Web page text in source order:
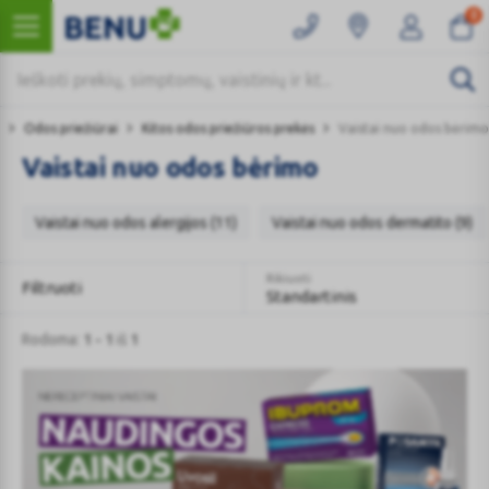
0
Odos priežiūrai Kitos odos priežiūros prekės Vaistai nuo odos bėrimo
Vaistai nuo odos bėrimo
Vaistai nuo odos alergijos (11) Vaistai nuo odos dermatito (9)
Filtruoti Standartinis
Rodoma: